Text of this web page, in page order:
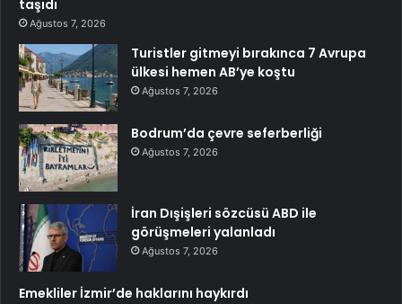
taşıdı
Ağustos 7, 2026
Turistler gitmeyi bırakınca 7 Avrupa
ülkesi hemen AB’ye koştu
Ağustos 7, 2026
Bodrum’da çevre seferberliği
Ağustos 7, 2026
İran Dışişleri sözcüsü ABD ile
görüşmeleri yalanladı
Ağustos 7, 2026
Emekliler İzmir’de haklarını haykırdı